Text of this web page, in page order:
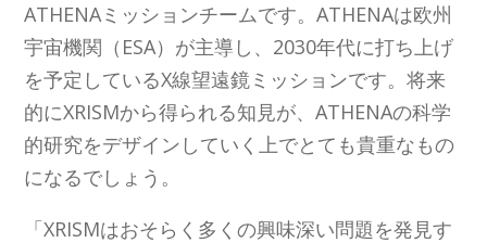
ATHENAミッションチームです。ATHENAは欧州
宇宙機関（ESA）が主導し、2030年代に打ち上げ
を予定しているX線望遠鏡ミッションです。将来
的にXRISMから得られる知見が、ATHENAの科学
的研究をデザインしていく上でとても貴重なもの
になるでしょう。
「XRISMはおそらく多くの興味深い問題を発見す